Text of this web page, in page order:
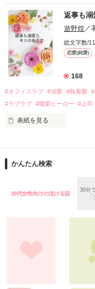
『責任をとる、結婚しよ
戸惑う美桜とは裏腹に、
甘やかしてくる。
そんなある日、哲平は美
遭っていることを知る。
美桜を守るため、哲平は
夏木美桜(なつきみお)
鳴海哲平 (なるみてっぺい)
2026.6.5～2026.7.25
＊以前、公開していた話
おかしな噂を流されて前
桜は、海外で傷心旅行を
い、酒の勢いもあり一夜限
帰国後、美桜は新しい職
なんと彼の正体は、とあ
れて起業した新進気鋭の
――御影恭司その人だっ
なぜか恭司から飼い猫の
返事も
遊野煌／
総文字数/
恋愛(純愛)
168
#オフィスラブ #溺愛 #執着愛
#ラブラブ #職業ヒーロー #上司
表紙を見る
ションの企画戦略室で働
めた、同期で恋人の石垣
守と由羅から『便利屋雛
鷹哉『宜しくな、俺の雛子
雛子『俺の……ひぃ、雛子
かんたん検索
30代女性向けの泣ける話
30分